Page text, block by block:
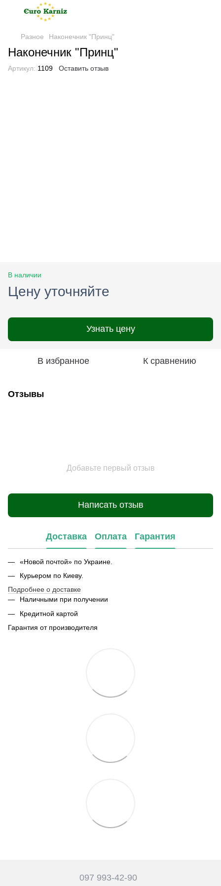
Разное Наконечник "Принц"
Наконечник "Принц"
Артикул: 1109 Оставить отзыв
В наличии
Цену уточняйте
Узнать цену
В избранное К сравнению
Отзывы
Добавьте первый отзыв
Написать отзыв
Доставка Оплата Гарантия
«Новой почтой» по Украине.
Курьером по Киеву.
Подробнее о доставке
Наличными при получении
Кредитной картой
Гарантия от производителя
097 993-42-90